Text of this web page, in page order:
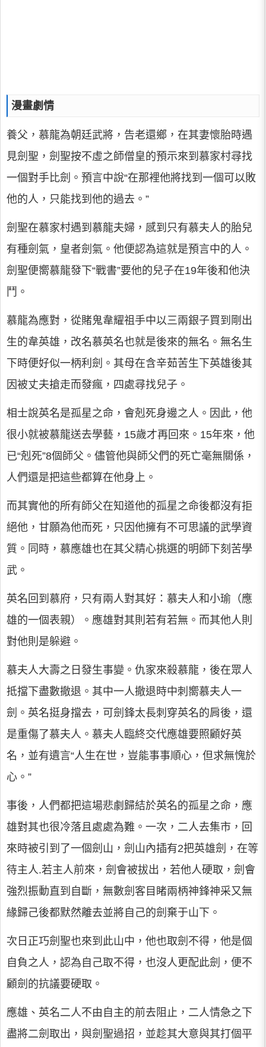
漫畫劇情
養父，慕龍為朝廷武將，告老還鄉，在其妻懷胎時遇
見劍聖，劍聖按不虛之師僧皇的預示來到慕家村尋找
一個對手比劍。預言中說“在那裡他將找到一個可以敗
他的人，只能找到他的過去。”
劍聖在慕家村遇到慕龍夫婦，感到只有慕夫人的胎兒
有種劍氣，皇者劍氣。他便認為這就是預言中的人。
劍聖便嚮慕龍發下“戰書”要他的兒子在19年後和他決
鬥。
慕龍為應對，從賭鬼韋耀祖手中以三兩銀子買到剛出
生的韋英雄，改名慕英名也就是後來的無名。無名生
下時便好似一柄利劍。其母在含辛茹苦生下英雄後其
因被丈夫搶走而發瘋，四處尋找兒子。
相士說英名是孤星之命，會剋死身邊之人。因此，他
很小就被慕龍送去學藝，15歲才再回來。15年來，他
已“剋死”8個師父。儘管他與師父們的死亡毫無關係，
人們還是把這些都算在他身上。
而其實他的所有師父在知道他的孤星之命後都沒有拒
絕他，甘願為他而死，只因他擁有不可思議的武學資
質。同時，慕應雄也在其父精心挑選的明師下刻苦學
武。
英名回到慕府，只有兩人對其好：慕夫人和小瑜（應
雄的一個表親）。應雄對其則若有若無。而其他人則
對他則是躲避。
慕夫人大壽之日發生事變。仇家來殺慕龍，後在眾人
抵擋下盡數撤退。其中一人撤退時中刺嚮慕夫人一
劍。英名挺身擋去，可劍鋒太長刺穿英名的肩後，還
是重傷了慕夫人。慕夫人臨終交代應雄要照顧好英
名，並有遺言“人生在世，豈能事事順心，但求無愧於
心。”
事後，人們都把這場悲劇歸結於英名的孤星之命，應
雄對其也很冷落且處處為難。一次，二人去集市，回
來時被引到了一個劍山，劍山內插有2把英雄劍，在等
待主人.若主人前來，劍會被拔出，若他人硬取，劍會
強烈振動直到自斷，無數劍客目睹兩柄神鋒神采又無
緣歸己後都默然離去並將自己的劍棄于山下。
次日正巧劍聖也來到此山中，他也取劍不得，他是個
自負之人，認為自己取不得，也沒人更配此劍，便不
顧劍的抗議要硬取。
應雄、英名二人不由自主的前去阻止，二人情急之下
盡將二劍取出，與劍聖過招，並趁其大意與其打個平